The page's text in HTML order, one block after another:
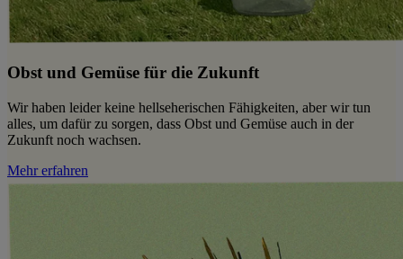
Obst und Gemüse für die Zukunft
Wir haben leider keine hellseherischen Fähigkeiten, aber wir tun
alles, um dafür zu sorgen, dass Obst und Gemüse auch in der
Zukunft noch wachsen.
Mehr erfahren